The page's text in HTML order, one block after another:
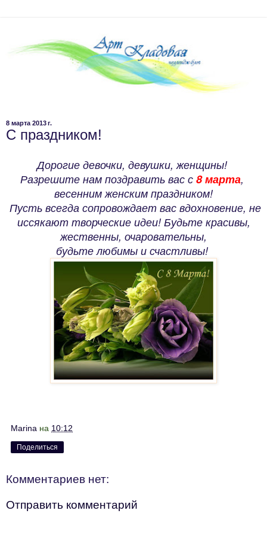
8 марта 2013 г.
С праздником!
Дорогие девочки, девушки, женщины!
Разрешите нам поздравить вас с 8 марта,
весенним женским праздником!
Пусть всегда сопровождает вас вдохновение, не
иссякают творческие идеи! Будьте красивы,
жественны, очаровательны,
будьте любимы и счастливы!
Marina на 10:12
Поделиться
Комментариев нет:
Отправить комментарий